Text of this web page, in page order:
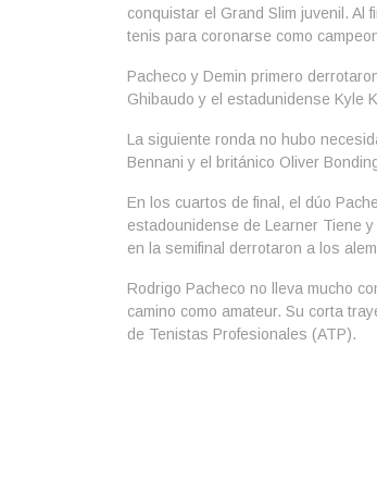
conquistar el Grand Slim juvenil. Al
tenis para coronarse como
Pacheco y Demin primero
Ghibaudo y el estadunidense Kyle
La siguiente ronda no hubo
Bennani y el británico Oliver
En los cuartos de final, el dúo
estadounidense de Learner Tiene
en la semifinal derrotaron a los
Rodrigo Pacheco no lleva mucho
camino como amateur. Su corta
de Tenistas Profesionales (ATP).